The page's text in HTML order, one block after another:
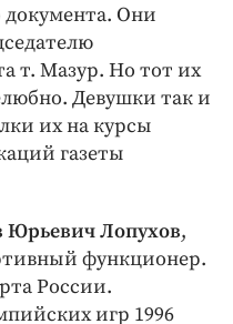
документа. Они
т. Мазур. Но тот их
Девушки так и
их на курсы
газеты
Юрьевич Лопухов,
функционер.
России.
игр 1996